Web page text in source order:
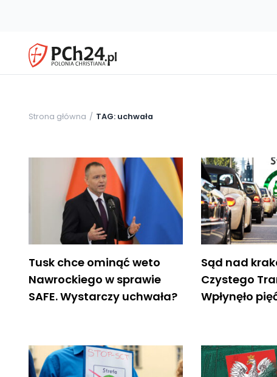
Strona główna TAG: uchwała
Tusk chce ominąć weto
Nawrockiego w sprawie
SAFE. Wystarczy uchwała?
Sąd nad
Czystego
Wpłynęło